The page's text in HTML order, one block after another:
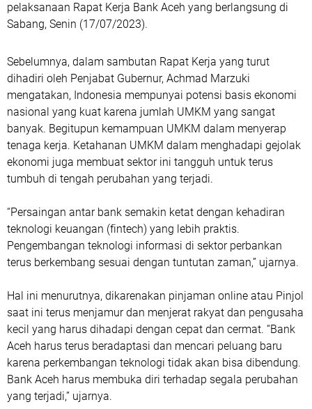
pelaksanaan Rapat Kerja Bank Aceh yang berlangsung di
Sabang, Senin (17/07/2023).
Sebelumnya, dalam sambutan Rapat Kerja yang turut
dihadiri oleh Penjabat Gubernur, Achmad Marzuki
mengatakan, Indonesia mempunyai potensi basis ekonomi
nasional yang kuat karena jumlah UMKM yang sangat
banyak. Begitupun kemampuan UMKM dalam menyerap
tenaga kerja. Ketahanan UMKM dalam menghadapi gejolak
ekonomi juga membuat sektor ini tangguh untuk terus
tumbuh di tengah perubahan yang terjadi.
“Persaingan antar bank semakin ketat dengan kehadiran
teknologi keuangan (fintech) yang lebih praktis.
Pengembangan teknologi informasi di sektor perbankan
terus berkembang sesuai dengan tuntutan zaman,” ujarnya.
Hal ini menurutnya, dikarenakan pinjaman online atau Pinjol
saat ini terus menjamur dan menjerat rakyat dan pengusaha
kecil yang harus dihadapi dengan cepat dan cermat. “Bank
Aceh harus terus beradaptasi dan mencari peluang baru
karena perkembangan teknologi tidak akan bisa dibendung.
Bank Aceh harus membuka diri terhadap segala perubahan
yang terjadi,” ujarnya.